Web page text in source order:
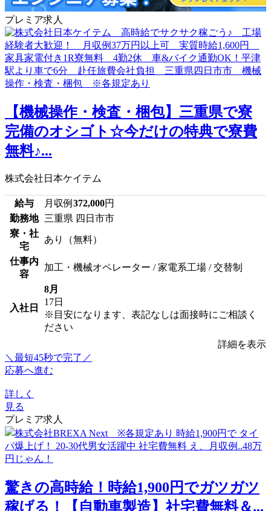
プレミア求人
【機械操作・検査・梱包】三重県で寮
完備のオシゴト☆今だけの特典で寮費
無料♪...
株式会社日本ケイテム
給与 月収例 372,000円
勤務地 三重県 四日市市
寮・社
宅
あり（無料）
仕事内
容
加工・機械オペレーター / 家電系工場 / 交替制
入社日
8月
17日
※目安になります、表記なしは面接時にご相談く
ださい
詳細を表示
＼最短45秒で完了／
応募へ進む
詳しく
見る
プレミア求人
驚きの高時給！時給1,900円でガツガツ
稼げる！【自動車製造】社宅費無料＆...